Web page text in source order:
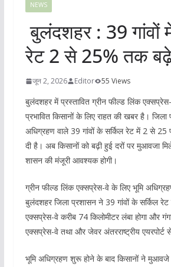
NEWS
बुलंदशहर : 39 गांवों
रेट 2 से 25% तक
जून 2, 2026 Editor 55 Views
बुलंदशहर में प्रस्तावित ग्रीन फील्ड लिंक
प्रभावित किसानों के लिए राहत की खबर है।
अधिग्रहण वाले 39 गांवों के सर्किल रेट में 2 से 25
दी है। अब किसानों को बढ़ी हुई दरों पर मुआवजा
शासन की मंजूरी आवश्यक होगी।
ग्रीन फील्ड लिंक एक्सप्रेस-वे के लिए भूमि
बुलंदशहर जिला प्रशासन ने 39 गांवों के सर्किल रेट
एक्सप्रेस-वे करीब 74 किलोमीटर लंबा होगा और
एक्सप्रेस-वे तथा और जेवर अंतरराष्ट्रीय एयरपोर्ट
भूमि अधिग्रहण शुरू होने के बाद किसानों ने मुआवजे